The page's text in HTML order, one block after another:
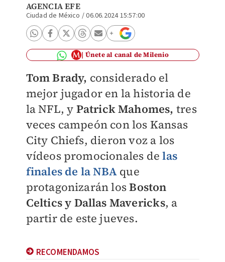
AGENCIA EFE
Ciudad de México /06.06.2024 15:57:00
Únete al canal de Milenio
Tom Brady, considerado el
mejor jugador en la historia de
la NFL, y Patrick Mahomes, tres
veces campeón con los Kansas
City Chiefs, dieron voz a los
vídeos promocionales delas
finales de la NBA que
protagonizarán losBoston
Celtics y Dallas Mavericks, a
partir de este jueves.
RECOMENDAMOS